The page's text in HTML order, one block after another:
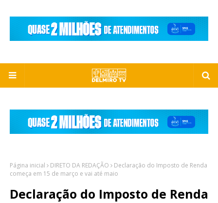
Página inicial DIRETO DA REDAÇÃO
Declaração do Imposto de Renda
começa em 15 de março e vai até maio
Declaração do Imposto de Renda